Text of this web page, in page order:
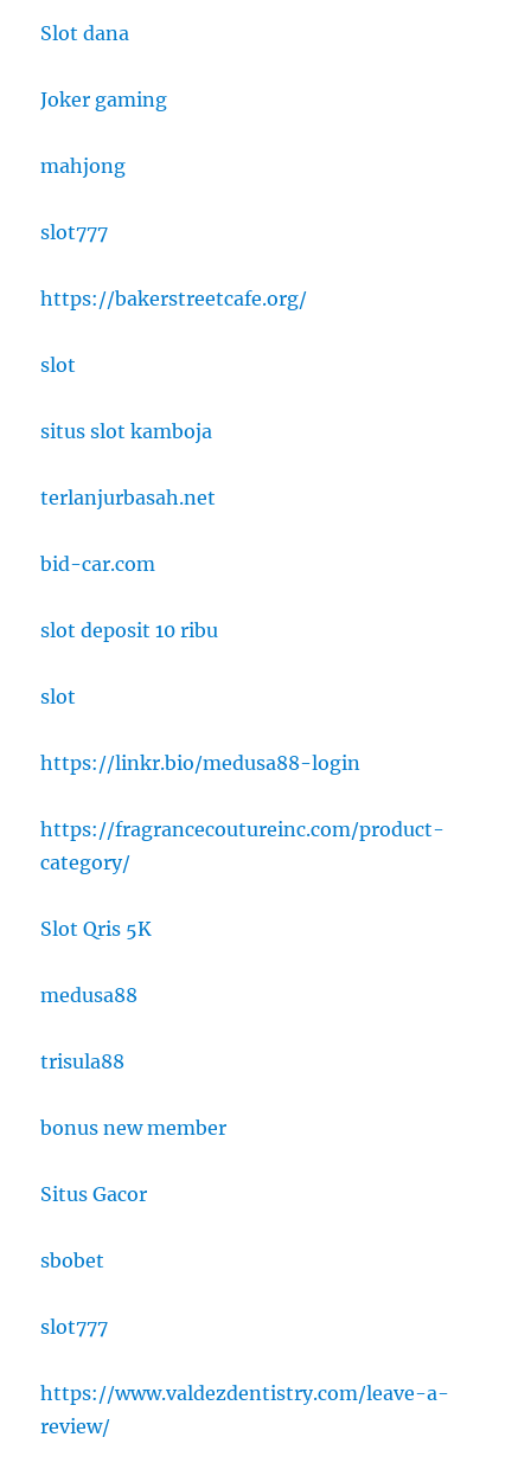
Slot dana
Joker gaming
mahjong
slot777
https://bakerstreetcafe.org/
slot
situs slot kamboja
terlanjurbasah.net
bid-car.com
slot deposit 10 ribu
slot
https://linkr.bio/medusa88-login
https://fragrancecoutureinc.com/product-
category/
Slot Qris 5K
medusa88
trisula88
bonus new member
Situs Gacor
sbobet
slot777
https://www.valdezdentistry.com/leave-a-
review/